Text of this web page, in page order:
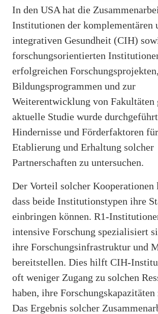
In den USA hat die
Institutionen der komplementären
integrativen Gesundheit (CIH)
forschungsorientierten
erfolgreichen Forschungsprojekten,
Bildungsprogrammen und zur
Weiterentwicklung von Fakultäten
aktuelle Studie wurde
Hindernisse und Förderfaktoren
Etablierung und Erhaltung solcher
Partnerschaften zu untersuchen.
Der Vorteil solcher Kooperationen
dass beide Institutionstypen ihre
einbringen können. R1-
intensive Forschung spezialisiert
ihre Forschungsinfrastruktur und
bereitstellen. Dies hilft CIH-
oft weniger Zugang zu solchen
haben, ihre
Das Ergebnis solcher